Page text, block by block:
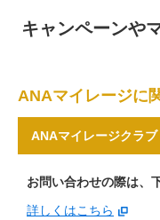
キャンペーンや
ANAマイレージに
ANAマイレージクラ
お問い合わせの際は、
詳しくはこちら